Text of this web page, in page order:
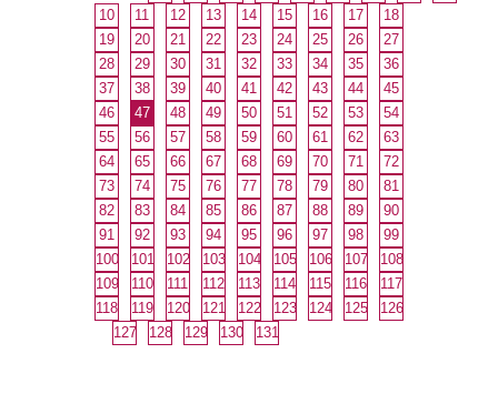
10
11 12 13 14 15 16 17
18
19
20 21 22 23 24 25 26
27
28
29 30 31 32 33 34 35
36
37
38 39 40 41 42 43 44
45
46
47 48 49 50 51 52 53
54
55
56 57 58 59 60 61 62
63
64
65 66 67 68 69 70 71
72
73
74 75 76 77 78 79 80
81
82
83 84 85 86 87 88 89
90
91
92 93 94 95 96 97 98
99
100
101 102 103 104 105 106 107
108
109
110 111 112 113 114 115 116
117
118
119 120 121 122 123 124 125
126
127
128 129 130 131